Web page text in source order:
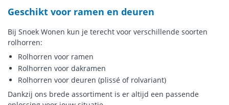
Geschikt voor ramen en deuren
Bij Snoek Wonen kun je terecht voor verschillende soorten
rolhorren:
Rolhorren voor ramen
Rolhorren voor dakramen
Rolhorren voor deuren (plissé of rolvariant)
Dankzij ons brede assortiment is er altijd een passende